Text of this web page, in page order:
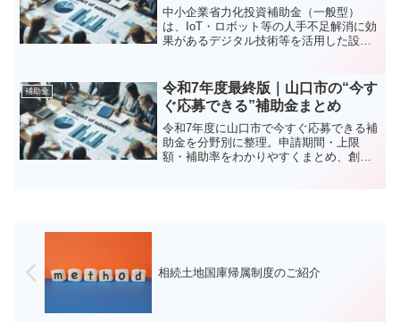
中小企業省力化投資補助金（一般型）
は、IoT・ロボット等の人手不足解消に効
果があるデジタル技術等を活用した設備
や生産性向上を図り、賃上げにつなげる
ことが目的とされていま...
補助金
令和7年度最終版｜山口市の“今す
ぐ応募できる”補助金まとめ
令和7年度に山口市で今すぐ応募できる補
助金を分野別に整理。申請期間・上限
額・補助率をわかりやすくまとめ、創
相続土地国庫帰属制度のご紹介